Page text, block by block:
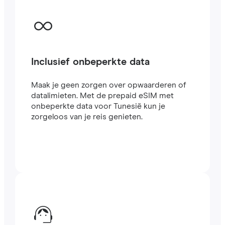
Inclusief onbeperkte data
Maak je geen zorgen over opwaarderen of
datalimieten. Met de prepaid eSIM met
onbeperkte data voor Tunesië kun je
zorgeloos van je reis genieten.